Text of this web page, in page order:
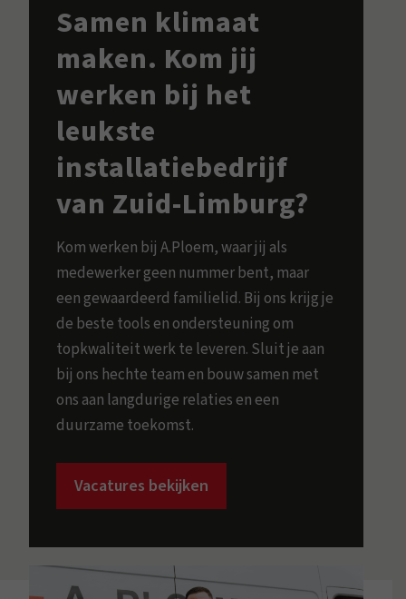
Samen klimaat
maken. Kom jij
werken bij het
leukste
installatiebedrijf
van Zuid-Limburg?
Kom werken bij A.Ploem, waar jij als
medewerker geen nummer bent, maar
een gewaardeerd familielid. Bij ons krijg je
de beste tools en ondersteuning om
topkwaliteit werk te leveren. Sluit je aan
bij ons hechte team en bouw samen met
ons aan langdurige relaties en een
duurzame toekomst.
Vacatures bekijken